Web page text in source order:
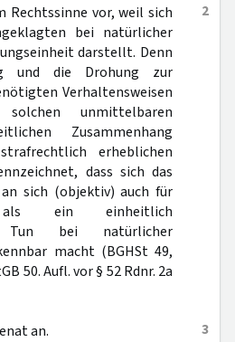
2
Rechtssinne vor, weil sich
bei natürlicher
darstellt. Denn
und die Drohung zur
Verhaltensweisen
unmittelbaren
Zusammenhang
erheblichen
dass sich das
sich (objektiv) auch für
ein einheitlich
Tun bei natürlicher
macht (BGHSt 49,
50. Aufl. vor § 52 Rdnr. 2a
3
an.